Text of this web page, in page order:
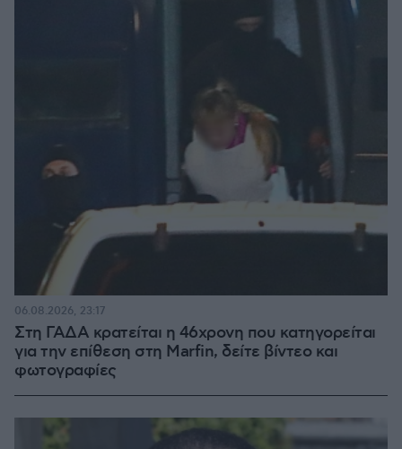
Στη ΓΑΔΑ κρατείται η 46χρονη που κατηγορείται
για την επίθεση στη Marfin, δείτε βίντεο και
φωτογραφίες
06.08.2026, 23:17